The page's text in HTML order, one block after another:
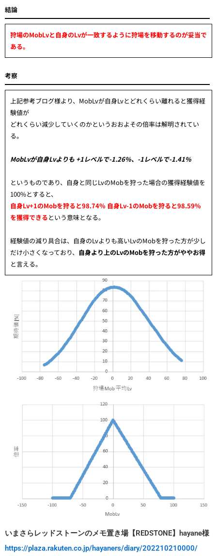
結論
狩場のMobLvと自身のLvが一致するように狩場を移動するのが妥当で
ある。
考察
上記参考ブログ様より、MobLvが自身Lvとどれくらい離れると獲得経
験値が
どれくらい減少していくのかというおおよその倍率は解明されてい
る。
MobLvが自身Lvよりも +1レベルで-1.26%、-1レベルで-1.41%
というものであり、自身と同じLvのMobを狩った場合の獲得経験値を
100%とすると、
自身Lv+1のMobを狩ると98.74% 自身Lv-1のMobを狩ると98.59%
を獲得できるという意味となる。
経験値の減り具合は、自身のLvよりも高いLvのMobを狩った方が少し
だけ小さくなっており、 自身より上のLvのMobを狩った方がややお得
と言える。
いまさらレッドストーンのメモ置き場【REDSTONE】hayane様
https://plaza.rakuten.co.jp/hayaners/diary/202210210000/